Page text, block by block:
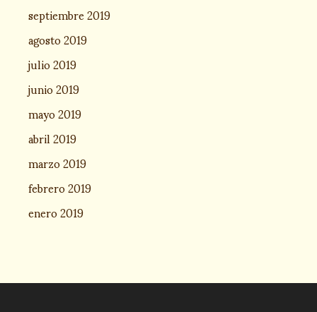
septiembre 2019
agosto 2019
julio 2019
junio 2019
mayo 2019
abril 2019
marzo 2019
febrero 2019
enero 2019